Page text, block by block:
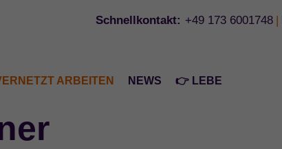
Schnellkontakt: +49 173 6001748
ARBEITEN NEWS 👉 LEBE